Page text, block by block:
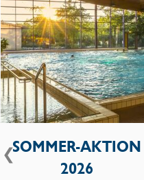
SOMMER-AKTION
2026
❮